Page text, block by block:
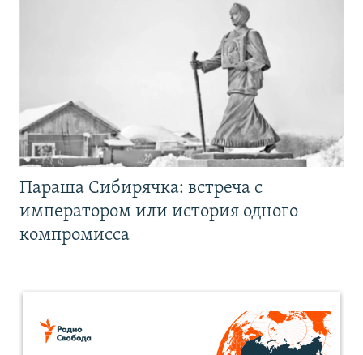
Параша Сибирячка: встреча с
императором или история одного
компромисса